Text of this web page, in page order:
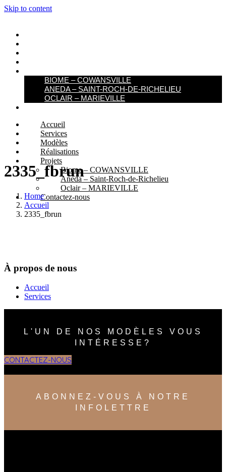
Skip to content
BIOME – COWANSVILLE​
ANEDA – SAINT-ROCH-DE-RICHELIEU
OCLAIR – MARIEVILLE
Accueil
Services
Modèles
Réalisations
Projets
Biome – COWANSVILLE​
Aneda – Saint-Roch-de-Richelieu
Oclair – MARIEVILLE
Contactez-nous
2335_fbrun
Home
Accueil
2335_fbrun
À propos de nous
Accueil
Services
L'UN DE NOS MODÈLES VOUS
INTÉRESSE?
CONTACTEZ-NOUS
ABONNEZ-VOUS À NOTRE
INFOLETTRE